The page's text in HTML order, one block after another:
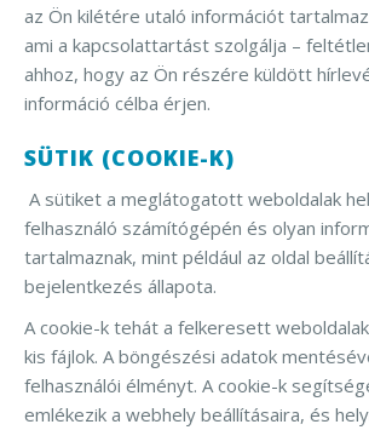
az Ön kilétére utaló információt
ami a kapcsolattartást szolgálja –
ahhoz, hogy az Ön részére küldött
információ célba érjen.
SÜTIK (COOKIE-K)
A sütiket a meglátogatott weboldalak
felhasználó számítógépén és olyan
tartalmaznak, mint például az oldal
bejelentkezés állapota.
A cookie-k tehát a felkeresett
kis fájlok. A böngészési adatok
felhasználói élményt. A cookie-k
emlékezik a webhely beállításaira, és